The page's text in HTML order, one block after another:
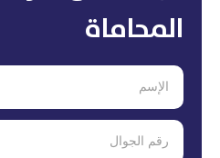
المحاماة